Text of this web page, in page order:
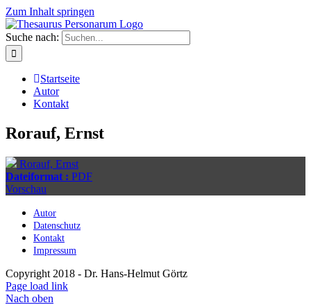
Zum Inhalt springen
Suche nach:
Startseite
Autor
Kontakt
Rorauf, Ernst
Rorauf, Ernst
Dateiformat : PDF
Vorschau
Autor
Datenschutz
Kontakt
Impressum
Copyright 2018 - Dr. Hans-Helmut Görtz
Page load link
Nach oben